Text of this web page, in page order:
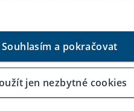
oslovila. S
Souhlasím a pokračovat
jen nezbytné cookies